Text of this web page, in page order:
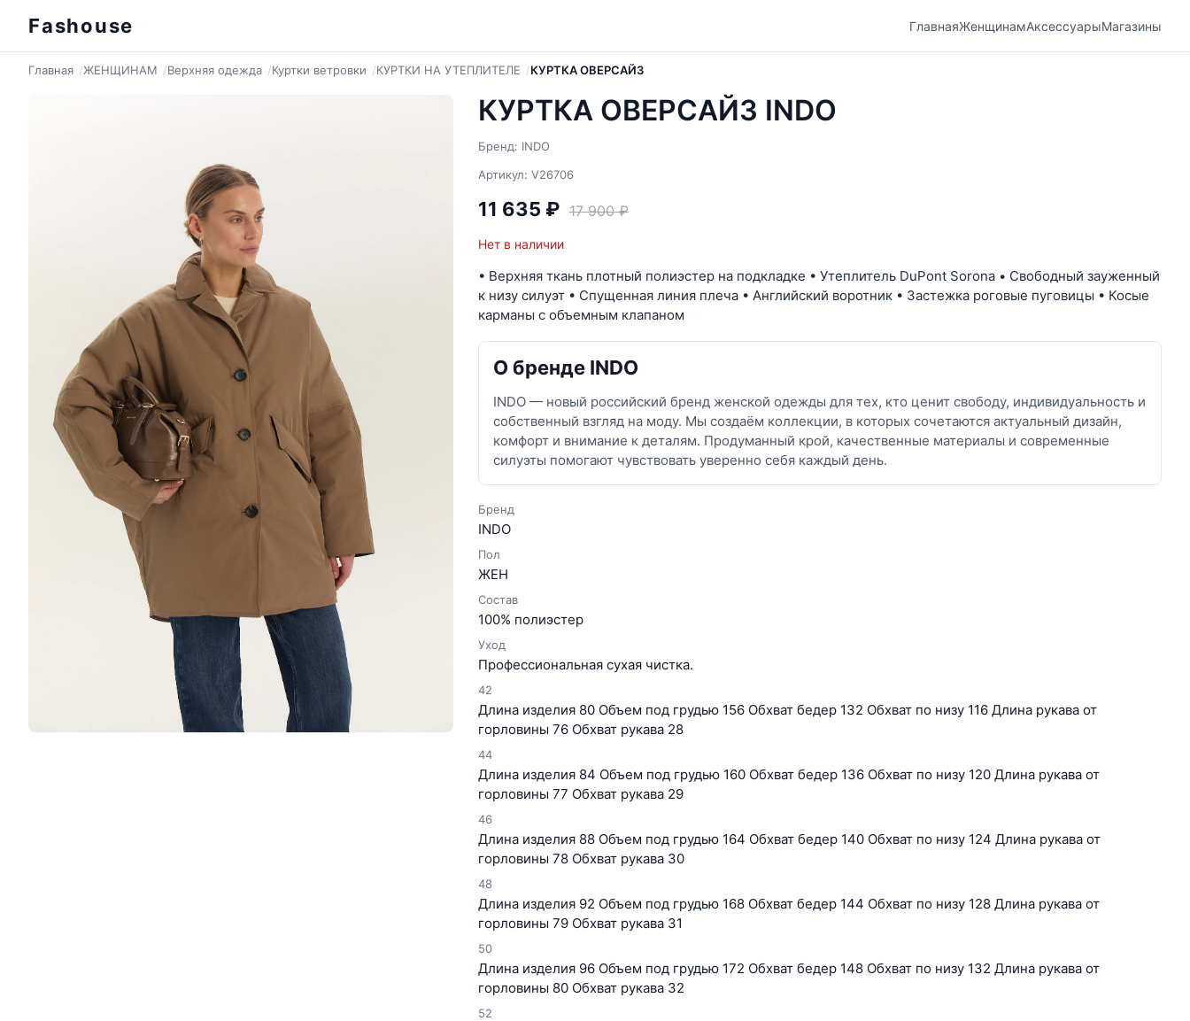
Fashouse ГлавнаяЖенщинамАксессуарыМагазины
Главная ЖЕНЩИНАМ Верхняя одежда Куртки ветровки КУРТКИ НА УТЕПЛИТЕЛЕ КУРТКА ОВЕРСАЙЗ
КУРТКА ОВЕРСАЙЗ INDO
Бренд: INDO
Артикул: V26706
11 635 ₽ 17 900 ₽
Нет в наличии
• Верхняя ткань плотный полиэстер на подкладке • Утеплитель DuPont Sorona • Свободный зауженный
к низу силуэт • Спущенная линия плеча • Английский воротник • Застежка роговые пуговицы • Косые
карманы с объемным клапаном
О бренде INDO
INDO — новый российский бренд женской одежды для тех, кто ценит свободу, индивидуальность и
собственный взгляд на моду. Мы создаём коллекции, в которых сочетаются актуальный дизайн,
комфорт и внимание к деталям. Продуманный крой, качественные материалы и современные
силуэты помогают чувствовать уверенно себя каждый день.
Бренд
INDO
Пол
ЖЕН
Состав
100% полиэстер
Уход
Профессиональная сухая чистка.
42
Длина изделия 80 Объем под грудью 156 Обхват бедер 132 Обхват по низу 116 Длина рукава от
горловины 76 Обхват рукава 28
44
Длина изделия 84 Объем под грудью 160 Обхват бедер 136 Обхват по низу 120 Длина рукава от
горловины 77 Обхват рукава 29
46
Длина изделия 88 Объем под грудью 164 Обхват бедер 140 Обхват по низу 124 Длина рукава от
горловины 78 Обхват рукава 30
48
Длина изделия 92 Объем под грудью 168 Обхват бедер 144 Обхват по низу 128 Длина рукава от
горловины 79 Обхват рукава 31
50
Длина изделия 96 Объем под грудью 172 Обхват бедер 148 Обхват по низу 132 Длина рукава от
горловины 80 Обхват рукава 32
52